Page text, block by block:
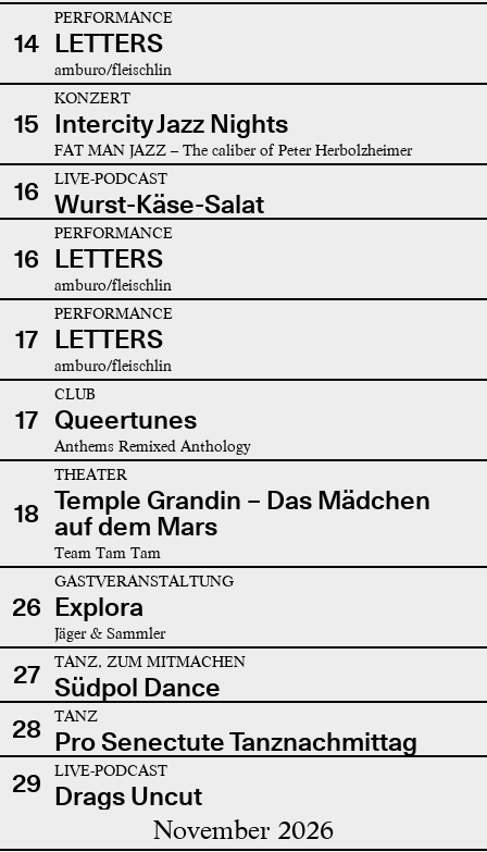
14
PERFORMANCE
LETTERS
amburo/fleischlin
15
KONZERT
Intercity Jazz Nights
FAT MAN JAZZ – The caliber of Peter Herbolzheimer
16 LIVE-PODCAST
Wurst-Käse-Salat
16
PERFORMANCE
LETTERS
amburo/fleischlin
17
PERFORMANCE
LETTERS
amburo/fleischlin
17
CLUB
Queertunes
Anthems Remixed Anthology
18
THEATER
Temple Grandin – Das Mädchen
auf dem Mars
Team Tam Tam
26
GASTVERANSTALTUNG
Explora
Jäger & Sammler
27 TANZ, ZUM MITMACHEN
Südpol Dance
28
TANZ
Pro Senectute Tanznachmittag
29
LIVE-PODCAST
Drags Uncut
November 2026